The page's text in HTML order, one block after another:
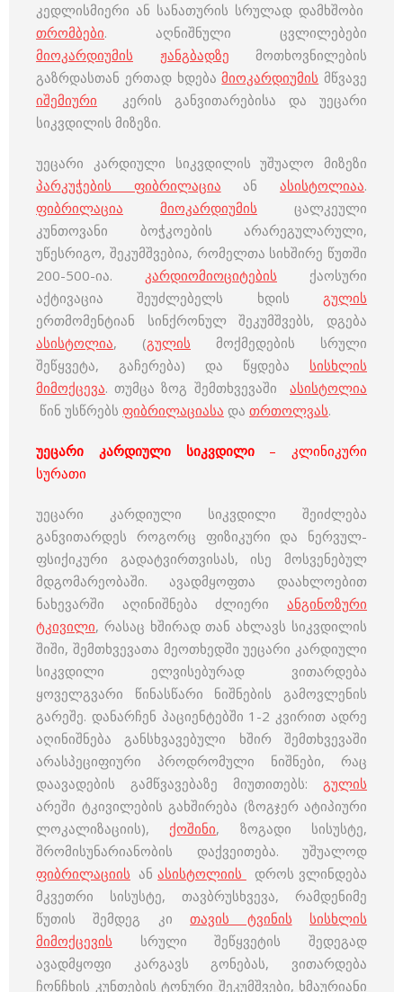
კედლისმიერი ან სანათურის სრულად დამხშობი
თრომბები. აღნიშნული ცვლილებები
მიოკარდიუმის
ჟანგბადზე მოთხოვნილების
გაზრდასთან ერთად ხდებამიოკარდიუმის მწვავე
იშემიური კერის განვითარებისა და უეცარი
სიკვდილის მიზეზი.
უეცარი კარდიული სიკვდილის უშუალო მიზეზი
პარკუჭების ფიბრილაცია ანასისტოლიაა.
ფიბრილაცია
მიოკარდიუმის ცალკეული
კუნთოვანი ბოჭკოების არარეგულარული,
უწესრიგო, შეკუმშვებია, რომელთა სიხშირე წუთში
200-500-ია. კარდიომიოციტების ქაოსური
აქტივაცია შეუძლებელს ხდის გულის
ერთმომენტიან სინქრონულ შეკუმშვებს, დგება
ასისტოლია, (გულის მოქმედების სრული
შეწყვეტა, გაჩერება) და წყდება სისხლის
მიმოქცევა. თუმცა ზოგ შემთხვევაში ასისტოლია
წინ უსწრებს ფიბრილაციასა და თრთოლვას.
უეცარი კარდიული სიკვდილი– კლინიკური
სურათი
უეცარი კარდიული სიკვდილი შეიძლება
განვითარდეს როგორც ფიზიკური და ნერვულ-
ფსიქიკური გადატვირთვისას, ისე მოსვენებულ
მდგომარეობაში. ავადმყოფთა დაახლოებით
ნახევარში აღინიშნება ძლიერი ანგინოზური
ტკივილი, რასაც ხშირად თან ახლავს სიკვდილის
შიში, შემთხვევათა მეოთხედში უეცარი კარდიული
სიკვდილი ელვისებურად ვითარდება
ყოველგვარი წინასწარი ნიშნების გამოვლენის
გარეშე. დანარჩენ პაციენტებში 1-2 კვირით ადრე
აღინიშნება განსხვავებული ხშირ შემთხვევაში
არასპეციფიური პროდრომული ნიშნები, რაც
დაავადების გამწვავებაზე მიუთითებს: გულის
არეში ტკივილების გახშირება (ზოგჯერ ატიპიური
ლოკალიზაციის),ქოშინი, ზოგადი სისუსტე,
შრომისუნარიანობის დაქვეითება. უშუალოდ
ფიბრილაციის ანასისტოლიის
დროს ვლინდება
მკვეთრი სისუსტე, თავბრუსხვევა, რამდენიმე
წუთის შემდეგ კითავის ტვინის
სისხლის
მიმოქცევის სრული შეწყვეტის შედეგად
ავადმყოფი კარგავს გონებას, ვითარდება
ჩონჩხის კუნთების ტონური შეკუმშვები, ხმაურიანი